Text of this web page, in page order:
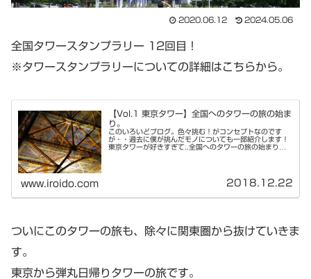
2020.06.12 2024.05.06
全国タワースタンプラリー 12回目！
※タワースタンプラリーについての詳細はこちらから。
【Vol.1 東京タワー】全国へのタワーの旅の始ま
り。
このいろいどブログ。色々挑む！がコンセプトなのです
が・・過去に僕が挑んだモノについても一部紹介します！
東京タワーが好きすぎて..全国へのタワーの旅の始まり。
www.iroido.com 2018.12.22
ついにこのタワーの旅も、除々に関東圏から抜けていきま
す。
東京から弾丸日帰りタワーの旅です。